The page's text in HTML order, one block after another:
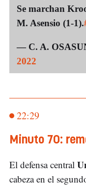
Se marchan
M. Asensio (1-1).
— C. A.
2022
22:29
Minuto 70:
El defensa central
cabeza en el